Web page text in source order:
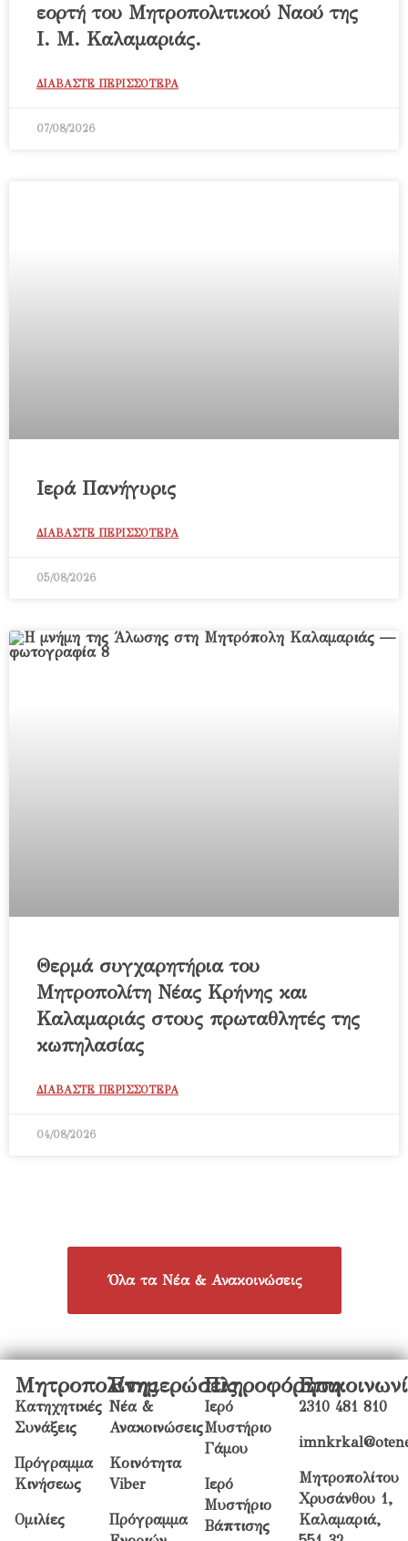
εορτή του Μητροπολιτικού Ναού της
Ι. Μ. Καλαμαριάς.
ΔΙΑΒΑΣΤΕ ΠΕΡΙΣΣΟΤΕΡΑ
07/08/2026
Ιερά Πανήγυρις
ΔΙΑΒΑΣΤΕ ΠΕΡΙΣΣΟΤΕΡΑ
05/08/2026
Θερμά συγχαρητήρια του
Μητροπολίτη Νέας Κρήνης και
Καλαμαριάς στους πρωταθλητές της
κωπηλασίας
ΔΙΑΒΑΣΤΕ ΠΕΡΙΣΣΟΤΕΡΑ
04/08/2026
Όλα τα Νέα & Ανακοινώσεις
Μητροπολίτης
Κατηχητικές
Συνάξεις
Πρόγραμμα
Κινήσεως
Ομιλίες
Ενημερώσεις
Νέα &
Ανακοινώσεις
Κοινότητα
Viber
Πρόγραμμα
Πληροφόρηση
Ιερό
Μυστήριο
Γάμου
Ιερό
Μυστήριο
Βάπτισης
2310 481 810
Μητροπολίτου
Χρυσάνθου 1,
Καλαμαριά,